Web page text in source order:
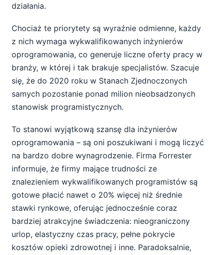
działania.
Chociaż te priorytety są wyraźnie odmienne, każdy
z nich wymaga wykwalifikowanych inżynierów
oprogramowania, co generuje liczne oferty pracy w
branży, w której i tak brakuje specjalistów. Szacuje
się, że do 2020 roku w Stanach Zjednoczonych
samych pozostanie ponad milion nieobsadzonych
stanowisk programistycznych.
To stanowi wyjątkową szansę dla inżynierów
oprogramowania – są oni poszukiwani i mogą liczyć
na bardzo dobre wynagrodzenie. Firma Forrester
informuje, że firmy mające trudności ze
znalezieniem wykwalifikowanych programistów są
gotowe płacić nawet o 20% więcej niż średnie
stawki rynkowe, oferując jednocześnie coraz
bardziej atrakcyjne świadczenia: nieograniczony
urlop, elastyczny czas pracy, pełne pokrycie
kosztów opieki zdrowotnej i inne. Paradoksalnie,